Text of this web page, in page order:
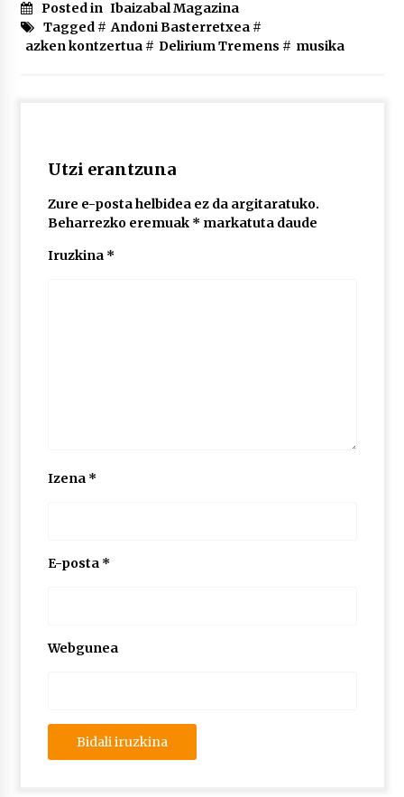
2026/07/03
MUSIBLA #297: Bide, Boards Of Canada, Somak,
Posted in Ibaizabal Magazina
Tagged # Andoni Basterretxea#
azken kontzertua# Delirium Tremens # musika
Utzi erantzuna
Zure e-posta helbidea ez da argitaratuko.
Beharrezko eremuak * markatuta daude
Iruzkina *
Izena *
E-posta *
Webgunea